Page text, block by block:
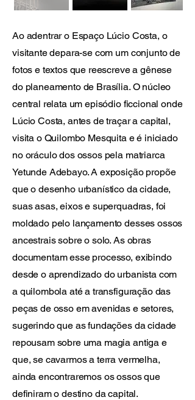
Ao adentrar o Espaço Lúcio Costa, o
visitante depara-se com um conjunto de
fotos e textos que reescreve a gênese
do planeamento de Brasília. O núcleo
central relata um episódio ficcional onde
Lúcio Costa, antes de traçar a capital,
visita o Quilombo Mesquita e é iniciado
no oráculo dos ossos pela matriarca
Yetunde Adebayo. A exposição propõe
que o desenho urbanístico da cidade,
suas asas, eixos e superquadras, foi
moldado pelo lançamento desses ossos
ancestrais sobre o solo. As obras
documentam esse processo, exibindo
desde o aprendizado do urbanista com
a quilombola até a transfiguração das
peças de osso em avenidas e setores,
sugerindo que as fundações da cidade
repousam sobre uma magia antiga e
que, se cavarmos a terra vermelha,
ainda encontraremos os ossos que
definiram o destino da capital.